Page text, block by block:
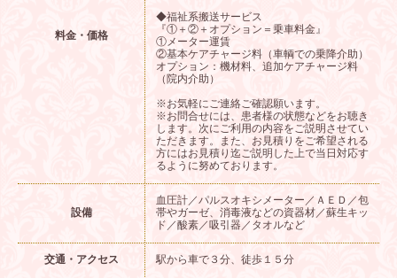
料金・価格
◆福祉系搬送サービス
『①＋②＋オプション＝乗車料金』
①メーター運賃
②基本ケアチャージ料（車輌での乗降介助）
オプション：機材料、追加ケアチャージ料
（院内介助）
※お気軽にご連絡ご確認願います。
※お問合せには、患者様の状態などをお聴き
します。次にご利用の内容をご説明させてい
ただきます。また、お見積りをご希望される
方にはお見積り迄ご説明した上で当日対応す
るように努めております。
設備
血圧計／パルスオキシメーター／ＡＥＤ／包
帯やガーゼ、消毒液などの資器材／蘇生キッ
ド／酸素／吸引器／タオルなど
交通・アクセス 駅から車で３分、徒歩１５分